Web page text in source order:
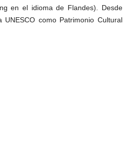
en el idioma de Flandes). Desde
como Patrimonio Cultural